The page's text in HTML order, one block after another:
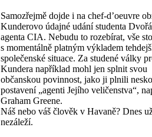
Samozřejmě dojde i na chef-d’oeuvre
Kunderovo údajné udání studenta
agenta CIA. Nebudu to rozebírat, vše
s momentálně platným výkladem
společenské situace. Za studené války
Kundera například mohl jen splnit svou
občanskou povinnost, jako ji plnili
postavení „agenti Jejího veličenstva“,
Graham Greene.
Náš nebo váš člověk v Havaně? Dnes
nezáleží.